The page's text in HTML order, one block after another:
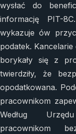
wysłać do
informację PIT-
wykazuje ów
podatek.
borykały się z
twierdziły, że
opodatkowana.
pracownikom
Według
pracownikom